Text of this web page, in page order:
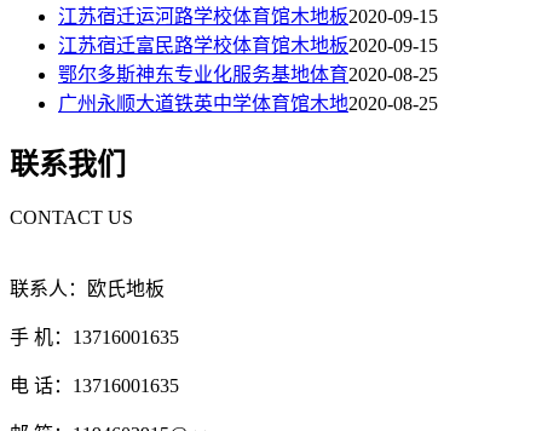
江苏宿迁运河路学校体育馆木地板2020-09-15
江苏宿迁富民路学校体育馆木地板2020-09-15
鄂尔多斯神东专业化服务基地体育2020-08-25
广州永顺大道铁英中学体育馆木地2020-08-25
联系我们
CONTACT US
联系人：欧氏地板
手 机：13716001635
电 话：13716001635